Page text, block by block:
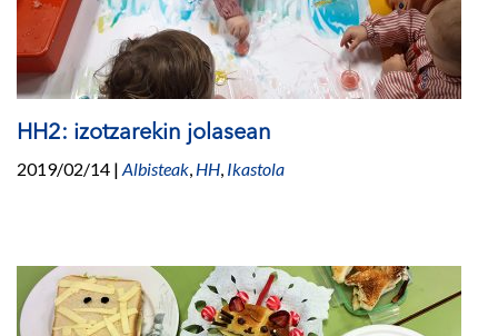
HH2: izotzarekin jolasean
2019/02/14 | Albisteak, HH, Ikastola